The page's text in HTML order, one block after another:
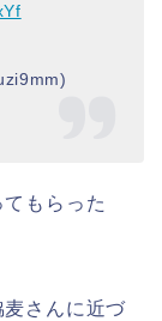
もらった
さんに近づ